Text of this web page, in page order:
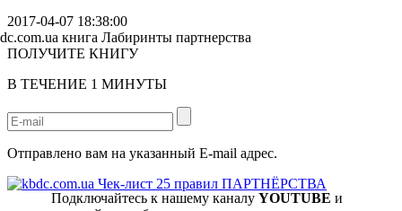
2017-04-07 18:38:00
ПОЛУЧИТЕ КНИГУ
В ТЕЧЕНИЕ 1 МИНУТЫ
Отправлено вам на указанный E-mail адрес.
Подключайтесь к нашему каналу YOUTUBE и